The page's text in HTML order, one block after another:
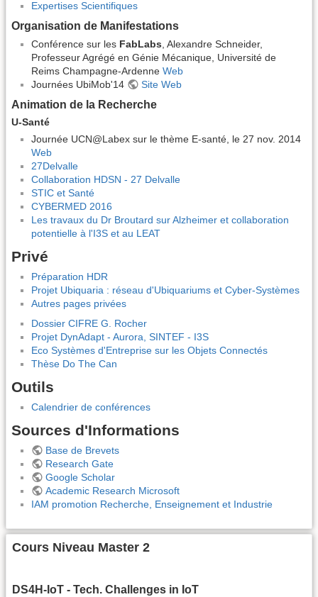
Expertises Scientifiques
Organisation de Manifestations
Conférence sur les FabLabs , Alexandre Schneider,
Professeur Agrégé en Génie Mécanique, Université de
Reims Champagne-Ardenne Web
Journées UbiMob'14
Site Web
Animation de la Recherche
U-Santé
Journée UCN@Labex sur le thème E-santé, le 27 nov. 2014
Web
27Delvalle
Collaboration HDSN - 27 Delvalle
STIC et Santé
CYBERMED 2016
Les travaux du Dr Broutard sur Alzheimer et collaboration
potentielle à l'I3S et au LEAT
Privé
Préparation HDR
Projet Ubiquaria : réseau d'Ubiquariums et Cyber-Systèmes
Autres pages privées
Dossier CIFRE G. Rocher
Projet DynAdapt - Aurora, SINTEF - I3S
Eco Systèmes d'Entreprise sur les Objets Connectés
Thèse Do The Can
Outils
Calendrier de conférences
Sources d'Informations
Base de Brevets
Research Gate
Google Scholar
Academic Research Microsoft
IAM promotion Recherche, Enseignement et Industrie
Cours Niveau Master 2
DS4H-IoT - Tech. Challenges in IoT